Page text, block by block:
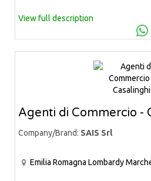
View full description
Agenti di Commercio -
Company/Brand: SAIS Srl
Emilia Romagna Lombardy